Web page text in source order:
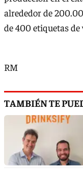
alrededor de
de 400 etiquetas de
RM
TAMBIÉN TE